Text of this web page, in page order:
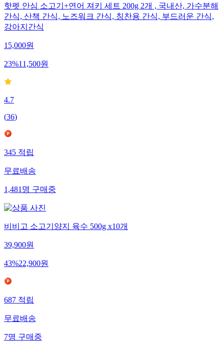
핫펫 안심 소고기+연어 져키 세트 200g 2개 , 국내산, 가수분해
간식, 산책 간식, 노즈워크 간식, 칭찬용 간식, 부드러운 간식,
강아지간식
15,000원
23%11,500원
4.7
(36)
345 적립
무료배송
1,481 명 구매중
비비고 소고기양지 육수 500g x10개
39,900원
43%22,900원
687 적립
무료배송
7명 구매중